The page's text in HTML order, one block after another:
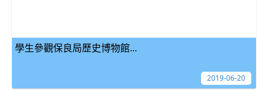
學生參觀保良局歷史博物館...
2019-06-20